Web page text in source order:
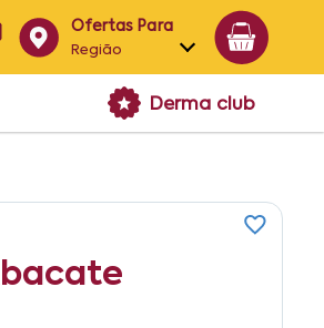
Ofertas Para
Região
Alagoas
Derma club